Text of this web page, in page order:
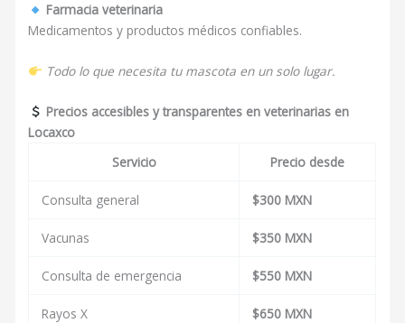
Farmacia veterinaria
Medicamentos y productos médicos confiables.
Todo lo que necesita tu mascota en un solo lugar.
Precios accesibles y transparentes en veterinarias en
Locaxco
Servicio
Precio desde
Consulta general $300 MXN
Vacunas $350 MXN
Consulta de emergencia $550 MXN
Rayos X $650 MXN